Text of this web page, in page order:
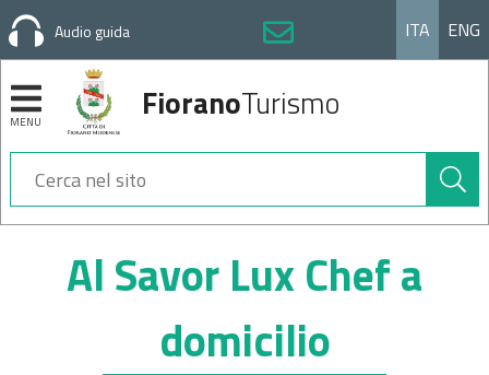
Audio guida ITA ENG
MENU FioranoTurismo
Cerca
nel
sito
Al Savor Lux Chef a
domicilio